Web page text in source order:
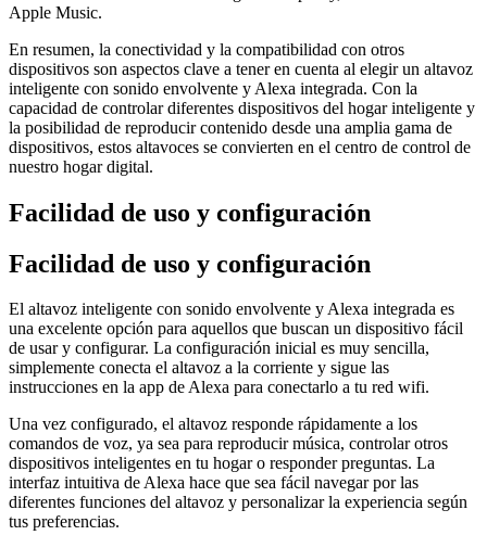
Apple Music.
En resumen, la conectividad y la compatibilidad con otros
dispositivos son aspectos clave a tener en cuenta al elegir un altavoz
inteligente con sonido envolvente y Alexa integrada. Con la
capacidad de controlar diferentes dispositivos del hogar inteligente y
la posibilidad de reproducir contenido desde una amplia gama de
dispositivos, estos altavoces se convierten en el centro de control de
nuestro hogar digital.
Facilidad de uso y configuración
Facilidad de uso y configuración
El altavoz inteligente con sonido envolvente y Alexa integrada es
una excelente opción para aquellos que buscan un dispositivo fácil
de usar y configurar. La configuración inicial es muy sencilla,
simplemente conecta el altavoz a la corriente y sigue las
instrucciones en la app de Alexa para conectarlo a tu red wifi.
Una vez configurado, el altavoz responde rápidamente a los
comandos de voz, ya sea para reproducir música, controlar otros
dispositivos inteligentes en tu hogar o responder preguntas. La
interfaz intuitiva de Alexa hace que sea fácil navegar por las
diferentes funciones del altavoz y personalizar la experiencia según
tus preferencias.